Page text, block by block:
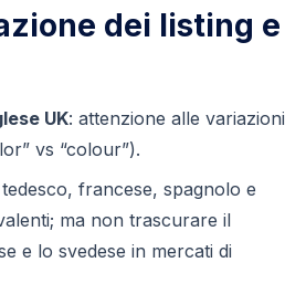
dei listing e
UK: attenzione alle variazioni
vs “colour”).
tedesco, francese, spagnolo e
ma non trascurare il
e lo svedese in mercati di